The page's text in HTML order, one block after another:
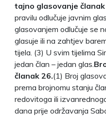
tajno glasovanje članak
pravilu odlučuje javnim
glasovanjem odlučuje se
glasuje ili na zahtjev
tijela. (3) U svim tijelima
jedan član – jedan glas.
članak 26.(1) Broj
prema brojnomu stanju
redovitoga ili
dana prije održavanja